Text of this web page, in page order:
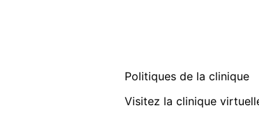
Politiques de la clinique
Visitez la clinique